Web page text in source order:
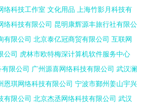
络科技工作室 文化用品
上海竹影月科技有
络科技有限公司 昆明康辉源丰旅行社有限公
有限公司 北京泰亿冠商贸有限公司 互联网
公司 虎林市欧特梅深计算机软件服务中心
限公司 广州源喜网络科技有限公司 武汉澜
恩琪网络科技有限公司 宁波市鄞州姜山宇兴
有限公司 北京杰丞网络科技有限公司 武汉